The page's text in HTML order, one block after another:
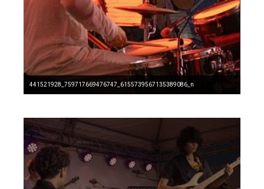
441521928_759717669476747_6155739567135389086_n